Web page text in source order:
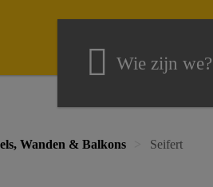
Wie zijn we?
Wanden & Balkons Seifert